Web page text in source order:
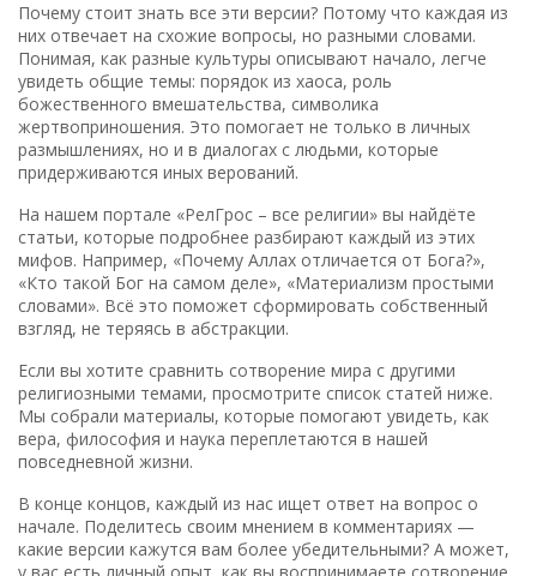
Почему стоит знать все эти версии? Потому что каждая из
них отвечает на схожие вопросы, но разными словами.
Понимая, как разные культуры описывают начало, легче
увидеть общие темы: порядок из хаоса, роль
божественного вмешательства, символика
жертвоприношения. Это помогает не только в личных
размышлениях, но и в диалогах с людьми, которые
придерживаются иных верований.
На нашем портале «РелГрос – все религии» вы найдёте
статьи, которые подробнее разбирают каждый из этих
мифов. Например, «Почему Аллах отличается от Бога?»,
«Кто такой Бог на самом деле», «Материализм простыми
словами». Всё это поможет сформировать собственный
взгляд, не теряясь в абстракции.
Если вы хотите сравнить сотворение мира с другими
религиозными темами, просмотрите список статей ниже.
Мы собрали материалы, которые помогают увидеть, как
вера, философия и наука переплетаются в нашей
повседневной жизни.
В конце концов, каждый из нас ищет ответ на вопрос о
начале. Поделитесь своим мнением в комментариях —
какие версии кажутся вам более убедительными? А может,